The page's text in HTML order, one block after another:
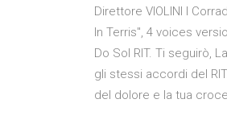
Direttore VIOLINI I
In Terris", 4 voices
Do Sol RIT. Ti seguirò,
gli stessi accordi del
del dolore e la tua